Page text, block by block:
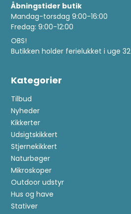
Åbningstider butik
Mandag-torsdag 9:00-16:00
Fredag: 9:00-12:00
OBS!
Butikken holder ferielukket i uge 32
Kategorier
Tilbud
Nyheder
Kikkerter
Udsigtskikkert
Stjernekikkert
Naturbøger
Mikroskoper
Outdoor udstyr
Hus og have
Stativer